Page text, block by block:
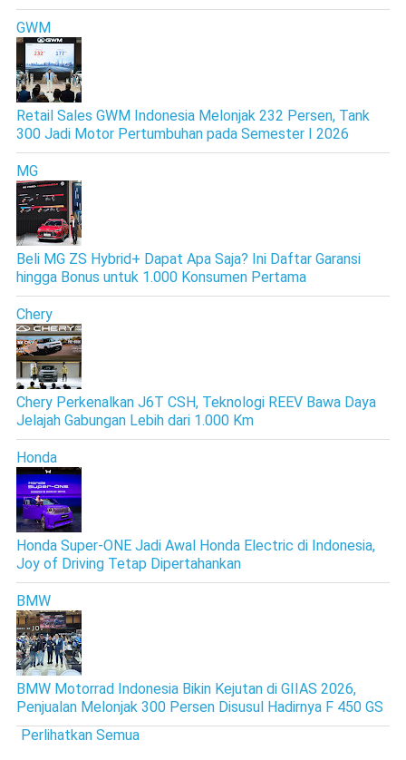
GWM
Retail Sales GWM Indonesia Melonjak 232 Persen, Tank
300 Jadi Motor Pertumbuhan pada Semester I 2026
MG
Beli MG ZS Hybrid+ Dapat Apa Saja? Ini Daftar Garansi
hingga Bonus untuk 1.000 Konsumen Pertama
Chery
Chery Perkenalkan J6T CSH, Teknologi REEV Bawa Daya
Jelajah Gabungan Lebih dari 1.000 Km
Honda
Honda Super-ONE Jadi Awal Honda Electric di Indonesia,
Joy of Driving Tetap Dipertahankan
BMW
BMW Motorrad Indonesia Bikin Kejutan di GIIAS 2026,
Penjualan Melonjak 300 Persen Disusul Hadirnya F 450 GS
Perlihatkan Semua